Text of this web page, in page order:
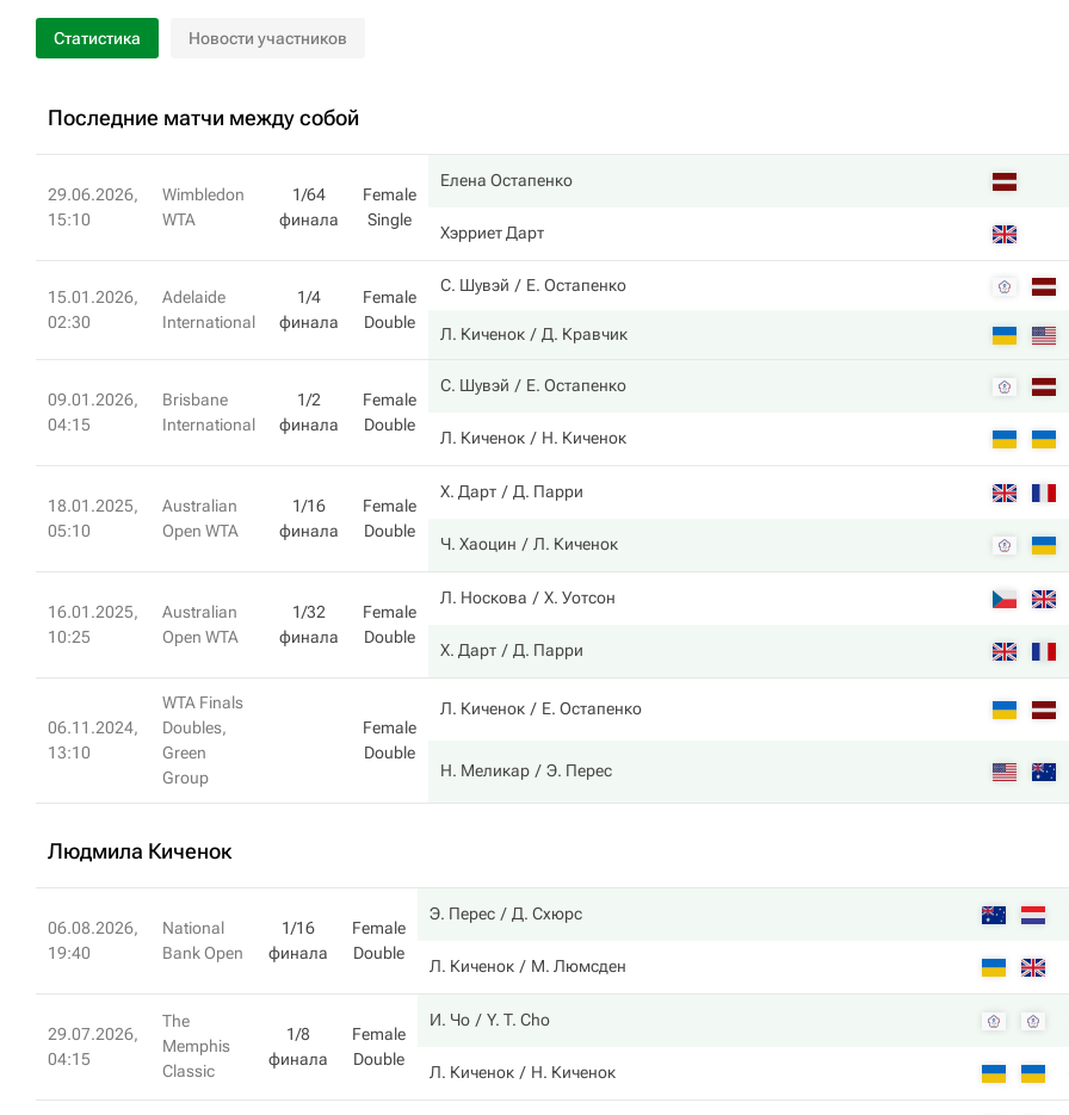
Статистика Новости участников
Последние матчи между собой
29.06.2026,
15:10
Wimbledon
WTA
1/64
финала
Female
Single
Елена Остапенко
Хэрриет Дарт
15.01.2026,
02:30
Adelaide
International
1/4
финала
Female
Double
С. Шувэй Е. Остапенко
Л. Киченок Д. Кравчик
09.01.2026,
04:15
Brisbane
International
1/2
финала
Female
Double
С. Шувэй Е. Остапенко
Л. Киченок Н. Киченок
18.01.2025,
05:10
Australian
Open WTA
1/16
финала
Female
Double
Х. Дарт Д. Парри
Ч. Хаоцин Л. Киченок
16.01.2025,
10:25
Australian
Open WTA
1/32
финала
Female
Double
Л. Носкова Х. Уотсон
Х. Дарт Д. Парри
06.11.2024,
13:10
WTA Finals
Doubles,
Green
Group
Female
Double
Л. Киченок Е. Остапенко
Н. Меликар Э. Перес
Людмила Киченок
06.08.2026,
19:40
National
Bank Open
1/16
финала
Female
Double
Э. Перес Д. Схюрс
Л. Киченок М. Люмсден
29.07.2026,
04:15
The
Memphis
Classic
1/8
финала
Female
Double
И. Чо Y. T. Cho
Л. Киченок Н. Киченок